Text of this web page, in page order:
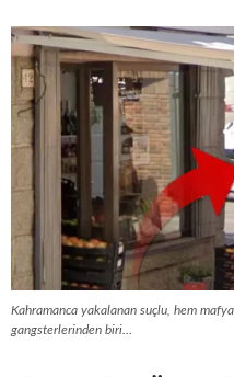
Kahramanca yakalanan suçlu, hem
gangsterlerinden biri…